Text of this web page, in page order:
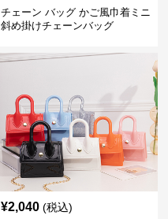
チェーン バッグ かご風巾着ミニ
斜め掛けチェーンバッグ
¥2,040 (税込)